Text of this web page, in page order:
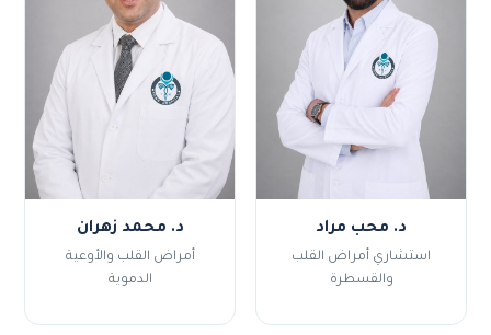
د. محب مراد
استشاري أمراض القلب
والقسطرة
د. محمد زهران
أمراض القلب والأوعية
الدموية